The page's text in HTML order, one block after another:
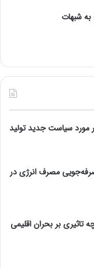
به شبهات
مورد سیاست جدید تولید
مصرف انرژی در
تاثیری بر بحران اقلیمی